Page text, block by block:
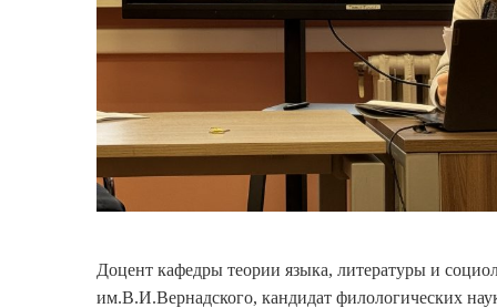
Доцент кафедры теории языка, литературы и
им.В.И.Вернадского, кандидат филологических